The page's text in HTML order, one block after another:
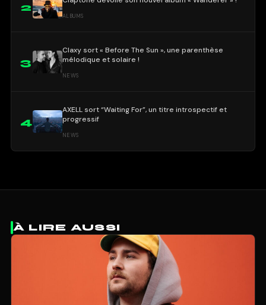
2
ALBUMS
3
Claxy sort « Before The Sun », une parenthèse
mélodique et solaire !
NEWS
4
AXELL sort “Waiting For”, un titre introspectif et
progressif
NEWS
À LIRE AUSSI